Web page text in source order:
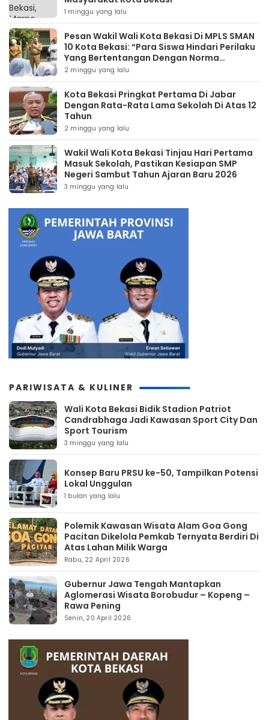
1 minggu yang lalu
Pesan Wakil Wali Kota Bekasi Di MPLS SMAN
10 Kota Bekasi: “Para Siswa Hindari Perilaku
Yang Bertentangan Dengan Norma
Masyarakat Maupun Agama”
2 minggu yang lalu
Kota Bekasi Pringkat Pertama Di Jabar
Dengan Rata-Rata Lama Sekolah Di Atas 12
Tahun
2 minggu yang lalu
Wakil Wali Kota Bekasi Tinjau Hari Pertama
Masuk Sekolah, Pastikan Kesiapan SMP
Negeri Sambut Tahun Ajaran Baru 2026
3 minggu yang lalu
PARIWISATA & KULINER
Wali Kota Bekasi Bidik Stadion Patriot
Candrabhaga Jadi Kawasan Sport City Dan
Sport Tourism
3 minggu yang lalu
Konsep Baru PRSU ke-50, Tampilkan Potensi
Lokal Unggulan
1 bulan yang lalu
Polemik Kawasan Wisata Alam Goa Gong
Pacitan Dikelola Pemkab Ternyata Berdiri Di
Atas Lahan Milik Warga
Rabu, 22 April 2026
Gubernur Jawa Tengah Mantapkan
Aglomerasi Wisata Borobudur – Kopeng –
Rawa Pening
Senin, 20 April 2026